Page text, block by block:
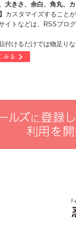
大きさ、余白、角丸、
カスタマイズすることが
イトなどは、RSSブロ
付けるだけでは物足り